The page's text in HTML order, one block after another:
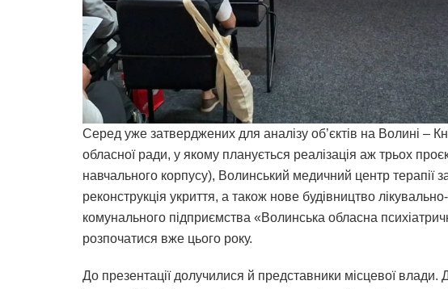
Серед уже затверджених для аналізу об’єктів на Волині –
обласної ради, у якому планується реалізація аж трьох
навчального корпусу), Волинський медичний центр терапії
реконструкція укриття, а також нове будівництво
комунального підприємства «Волинська обласна
розпочатися вже цього року.
До презентації долучилися й представники місцевої влади.